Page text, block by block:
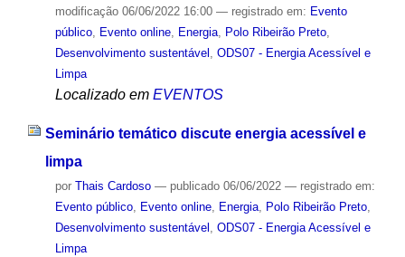
modificação06/06/2022 16:00 — registrado em: Evento
público, Evento online, Energia, Polo Ribeirão Preto,
Desenvolvimento sustentável , ODS07 - Energia Acessível e
Limpa
Localizado em EVENTOS
Seminário temático discute energia acessível e
limpa
por Thais Cardoso — publicado06/06/2022 — registrado em:
Evento público, Evento online, Energia, Polo Ribeirão Preto,
Desenvolvimento sustentável , ODS07 - Energia Acessível e
Limpa